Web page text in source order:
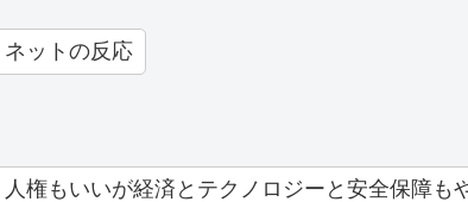
ネットの反応
人権もいいが経済とテクノロジーと安全保障も